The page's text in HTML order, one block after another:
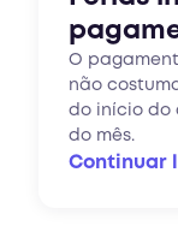
O
não
do início do
do mês.
Continuar